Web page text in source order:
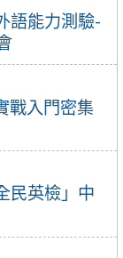
語能力測驗-
戰入門密集
民英檢」中